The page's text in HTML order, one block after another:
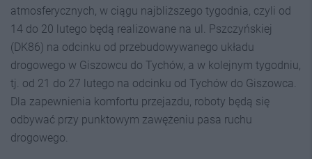
atmosferycznych, w ciągu najbliższego tygodnia, czyli od
14 do 20 lutego będą realizowane na ul. Pszczyńskiej
(DK86) na odcinku od przebudowywanego układu
drogowego w Giszowcu do Tychów, a w kolejnym tygodniu,
tj. od 21 do 27 lutego na odcinku od Tychów do Giszowca.
Dla zapewnienia komfortu przejazdu, roboty będą się
odbywać przy punktowym zawężeniu pasa ruchu
drogowego.